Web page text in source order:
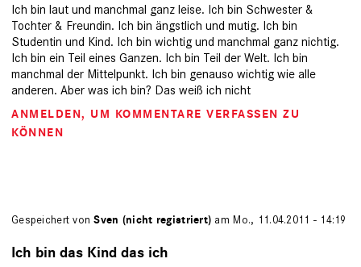
Ich bin laut und manchmal ganz leise. Ich bin Schwester &
Tochter & Freundin. Ich bin ängstlich und mutig. Ich bin
Studentin und Kind. Ich bin wichtig und manchmal ganz nichtig.
Ich bin ein Teil eines Ganzen. Ich bin Teil der Welt. Ich bin
manchmal der Mittelpunkt. Ich bin genauso wichtig wie alle
anderen. Aber was ich bin? Das weiß ich nicht
ANMELDEN, UM KOMMENTARE VERFASSEN ZU
KÖNNEN
Gespeichert vonSven (nicht registriert) am Mo., 11.04.2011 - 14:19
Ich bin das Kind das ich